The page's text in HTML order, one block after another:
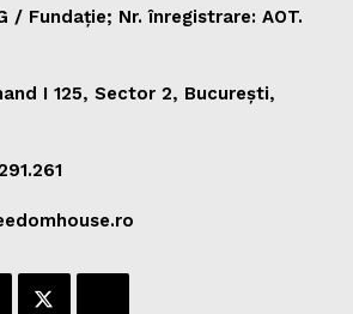
/ Fundație; Nr. înregistrare: AOT.
I 125, Sector 2, București,